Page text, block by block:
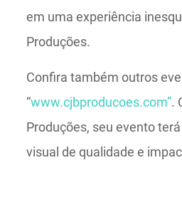
em uma experiência
Produções.
Confira também outros
“www.cjbproducoes.com”.
Produções, seu evento
visual de qualidade e